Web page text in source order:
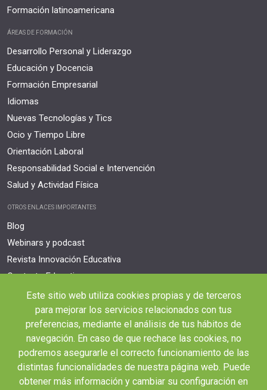
Formación latinoamericana
ÁREAS DE FORMACIÓN
Desarrollo Personal y Liderazgo
Educación y Docencia
Formación Empresarial
Idiomas
Nuevas Tecnologías y Tics
Ocio y Tiempo Libre
Orientación Laboral
Responsabilidad Social e Intervención
Salud y Actividad Física
OTROS ENLACES IMPORTANTES
Blog
Webinars y podcast
Revista Innovación Educativa
Contexto Educativo
Desistir contrato aquí
Tienes 14 días desde tu matriculación para cancelar sin coste y recibir el
reembolso completo.
Este sitio web utiliza cookies propias y de terceros
para mejorar los servicios relacionados con tus
preferencias, mediante el análisis de tus hábitos de
navegación. En caso de que rechace las cookies, no
podremos asegurarle el correcto funcionamiento de las
distintas funcionalidades de nuestra página web. Puede
obtener más información y cambiar su configuración en